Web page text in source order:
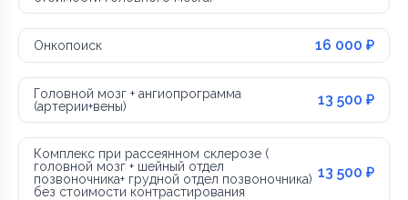
Онкопоиск 16 000 ₽
Головной мозг + ангиопрограмма
(артерии+вены)
13 500 ₽
Комплекс при рассеянном склерозе (
головной мозг + шейный отдел
позвоночника+ грудной отдел позвоночника)
без стоимости контрастирования
13 500 ₽